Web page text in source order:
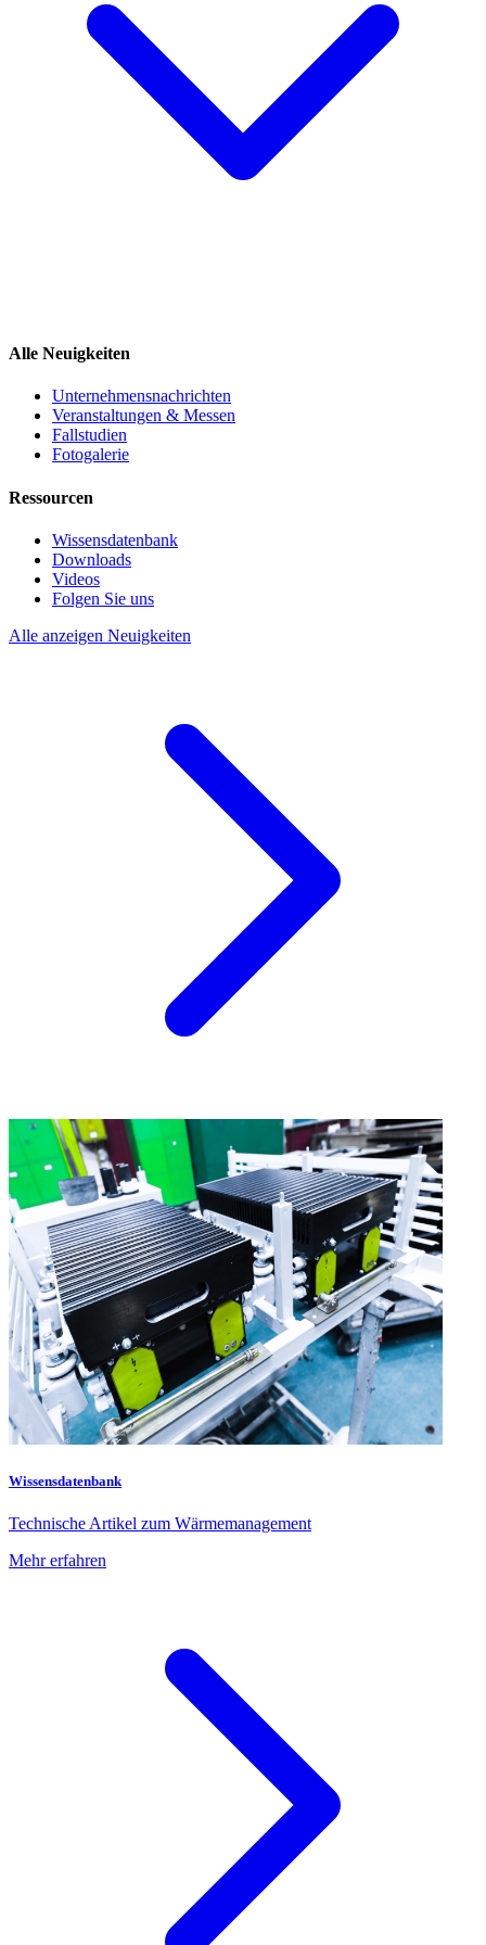
Alle Neuigkeiten
Unternehmensnachrichten
Veranstaltungen & Messen
Fallstudien
Fotogalerie
Ressourcen
Wissensdatenbank
Downloads
Videos
Folgen Sie uns
Alle anzeigen Neuigkeiten
Wissensdatenbank
Technische Artikel zum Wärmemanagement
Mehr erfahren